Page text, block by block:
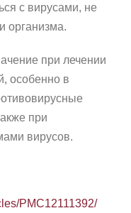
с вирусами, не
организма.
при лечении
особенно в
при
вирусов.
PMC12111392/